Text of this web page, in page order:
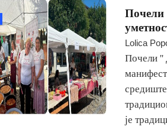
Почели
Lolica
Почели ''
је